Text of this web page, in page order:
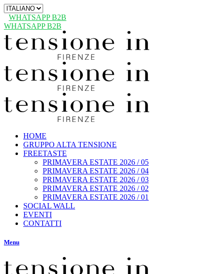
Scegli
una
lingua
WHATSAPP B2B
WHATSAPP B2B
HOME
GRUPPO ALTA TENSIONE
FREETASTE
PRIMAVERA ESTATE 2026 / 05
PRIMAVERA ESTATE 2026 / 04
PRIMAVERA ESTATE 2026 / 03
PRIMAVERA ESTATE 2026 / 02
PRIMAVERA ESTATE 2026 / 01
SOCIAL WALL
EVENTI
CONTATTI
Menu